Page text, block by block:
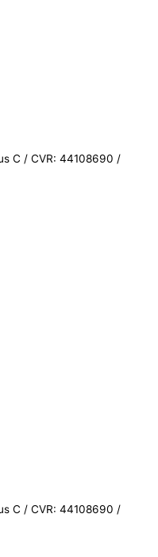
C / CVR: 44108690 /
C / CVR: 44108690 /